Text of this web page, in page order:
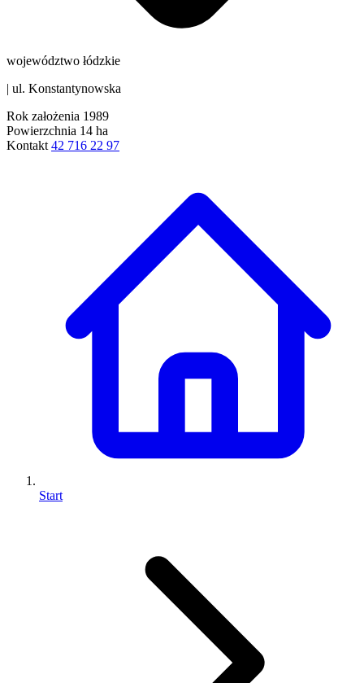
województwo łódzkie
| ul. Konstantynowska
Rok założenia 1989
Powierzchnia 14 ha
Kontakt 42 716 22 97
Start